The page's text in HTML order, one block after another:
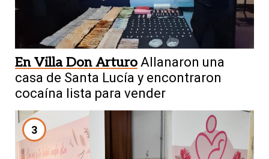
En Villa Don Arturo Allanaron una
casa de Santa Lucía y encontraron
cocaína lista para vender
3